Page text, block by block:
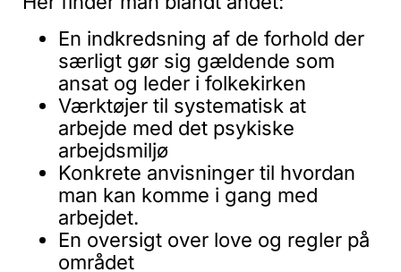
En indkredsning af de forhold der
særligt gør sig gældende som
ansat og leder i folkekirken
Værktøjer til systematisk at
arbejde med det psykiske
arbejdsmiljø
Konkrete anvisninger til hvordan
man kan komme i gang med
arbejdet.
En oversigt over love og regler på
området